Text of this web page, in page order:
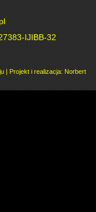
IJIBB-32
| Projekt i realizacja: Norbert